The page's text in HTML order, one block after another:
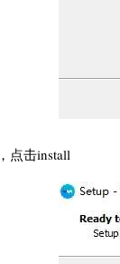
点击install